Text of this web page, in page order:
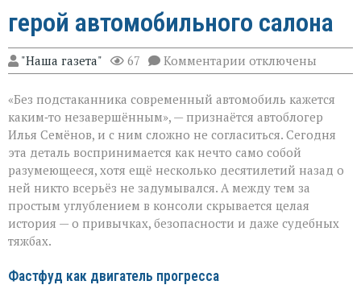
герой автомобильного салона
"Наша газета" 67 Комментарии к
записи
незаметный
герой
автомобильного
салона
отключены
«Без подстаканника современный автомобиль кажется
каким‑то незавершённым», — признаётся автоблогер
Илья Семёнов, и с ним сложно не согласиться. Сегодня
эта деталь воспринимается как нечто само собой
разумеющееся, хотя ещё несколько десятилетий назад о
ней никто всерьёз не задумывался. А между тем за
простым углублением в консоли скрывается целая
история — о привычках, безопасности и даже судебных
тяжбах.
Фастфуд как двигатель прогресса